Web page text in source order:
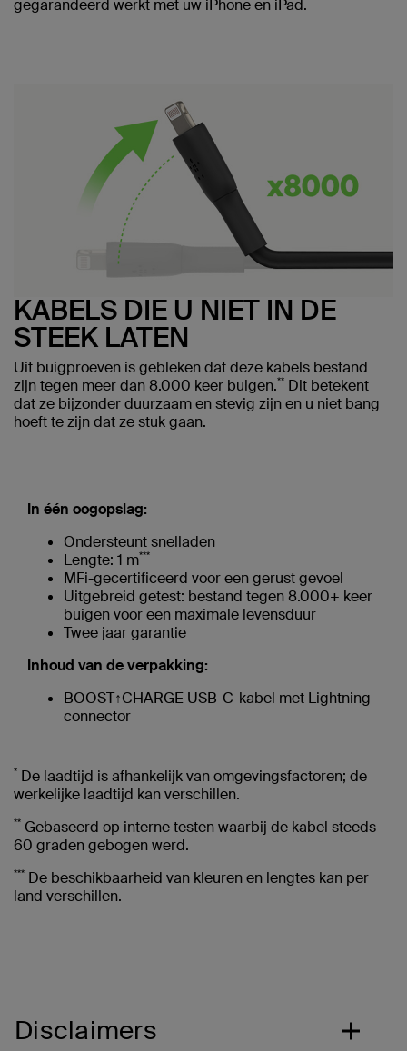
gegarandeerd werkt met uw iPhone en iPad.
KABELS DIE U NIET IN DE
STEEK LATEN
Uit buigproeven is gebleken dat deze kabels bestand
zijn tegen meer dan 8.000 keer buigen.** Dit betekent
dat ze bijzonder duurzaam en stevig zijn en u niet bang
hoeft te zijn dat ze stuk gaan.
In één oogopslag:
Ondersteunt snelladen
Lengte: 1 m***
MFi-gecertificeerd voor een gerust gevoel
Uitgebreid getest: bestand tegen 8.000+ keer
buigen voor een maximale levensduur
Twee jaar garantie
Inhoud van de verpakking:
BOOST↑CHARGE USB-C-kabel met Lightning-
connector
* De laadtijd is afhankelijk van omgevingsfactoren; de
werkelijke laadtijd kan verschillen.
** Gebaseerd op interne testen waarbij de kabel steeds
60 graden gebogen werd.
*** De beschikbaarheid van kleuren en lengtes kan per
land verschillen.
Disclaimers